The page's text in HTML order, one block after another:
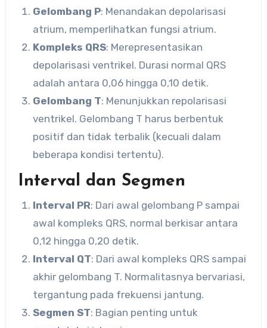
Gelombang P: Menandakan depolarisasi
atrium, memperlihatkan fungsi atrium.
Kompleks QRS: Merepresentasikan
depolarisasi ventrikel. Durasi normal QRS
adalah antara 0,06 hingga 0,10 detik.
Gelombang T: Menunjukkan repolarisasi
ventrikel. Gelombang T harus berbentuk
positif dan tidak terbalik (kecuali dalam
beberapa kondisi tertentu).
Interval dan Segmen
Interval PR: Dari awal gelombang P sampai
awal kompleks QRS, normal berkisar antara
0,12 hingga 0,20 detik.
Interval QT: Dari awal kompleks QRS sampai
akhir gelombang T. Normalitasnya bervariasi,
tergantung pada frekuensi jantung.
Segmen ST: Bagian penting untuk